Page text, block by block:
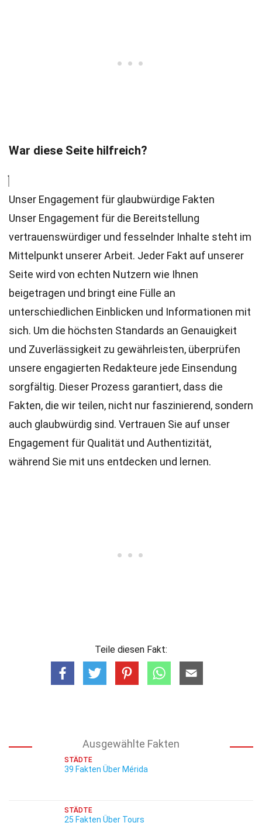
War diese Seite hilfreich?
Unser Engagement für glaubwürdige Fakten
Unser Engagement für die Bereitstellung
vertrauenswürdiger und fesselnder Inhalte steht im
Mittelpunkt unserer Arbeit. Jeder Fakt auf unserer
Seite wird von echten Nutzern wie Ihnen
beigetragen und bringt eine Fülle an
unterschiedlichen Einblicken und Informationen mit
sich. Um die höchsten Standards an Genauigkeit
und Zuverlässigkeit zu gewährleisten, überprüfen
unsere engagierten Redakteure jede Einsendung
sorgfältig. Dieser Prozess garantiert, dass die
Fakten, die wir teilen, nicht nur faszinierend, sondern
auch glaubwürdig sind. Vertrauen Sie auf unser
Engagement für Qualität und Authentizität,
während Sie mit uns entdecken und lernen.
Teile diesen Fakt:
Ausgewählte Fakten
STÄDTE
39 Fakten Über Mérida
STÄDTE
25 Fakten Über Tours